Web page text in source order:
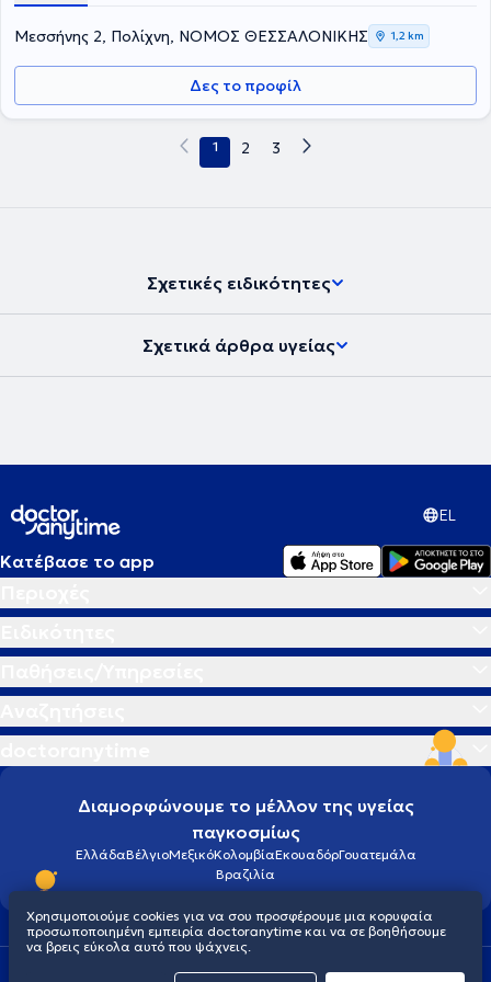
Μεσσήνης 2, Πολίχνη, ΝΟΜΟΣ ΘΕΣΣΑΛΟΝΙΚΗΣ 1,2 km
Δες το προφίλ
1 2 3
Σχετικές ειδικότητες
Σχετικά άρθρα υγείας
EL
Κατέβασε το app
Διαμορφώνουμε το μέλλον της υγείας
παγκοσμίως
ΕλλάδαΒέλγιοΜεξικόΚολομβίαΕκουαδόρΓουατεμάλα
Βραζιλία
Πολιτική προστασίας προσωπικού απορρήτου
Χρησιμοποιούμε cookies για να σου προσφέρουμε μια κορυφαία
προσωποποιημένη εμπειρία doctoranytime και να σε βοηθήσουμε
να βρεις εύκολα αυτό που ψάχνεις.